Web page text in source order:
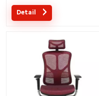
Entwurfsbüro-Ineinander
greifenstuhl MOQ ist EIN Stück,
Service mit Ihren Bedürfnissen
ist akzeptabel.
Detail